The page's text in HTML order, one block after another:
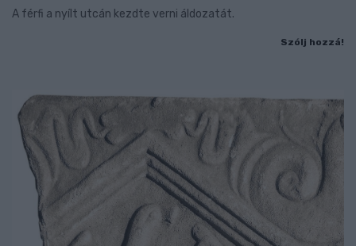
A férfi a nyílt utcán kezdte verni áldozatát.
Szólj hozzá!